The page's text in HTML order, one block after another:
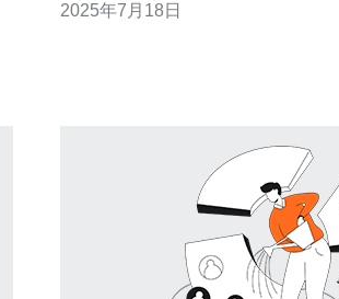
群是一个开放的平台，欢迎所有对
2025年7月18日